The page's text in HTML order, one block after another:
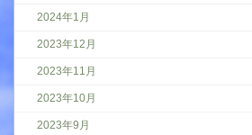
2024年1月
2023年12月
2023年11月
2023年10月
2023年9月